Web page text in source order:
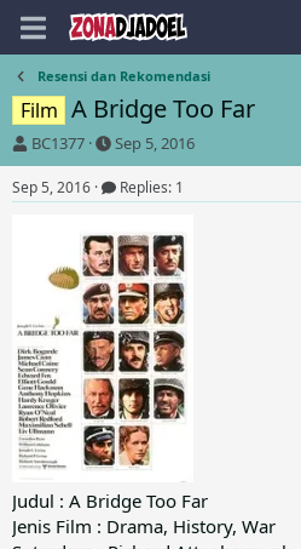
Resensi dan Rekomendasi
Film A Bridge Too Far
T
h
r
e
r
t
e
r
BC1377
S
t
a
r
d
a
t
e
Sep 5, 2016
Sep 5, 2016 Replies: 1
Judul : A Bridge Too Far
Jenis Film : Drama, History, War